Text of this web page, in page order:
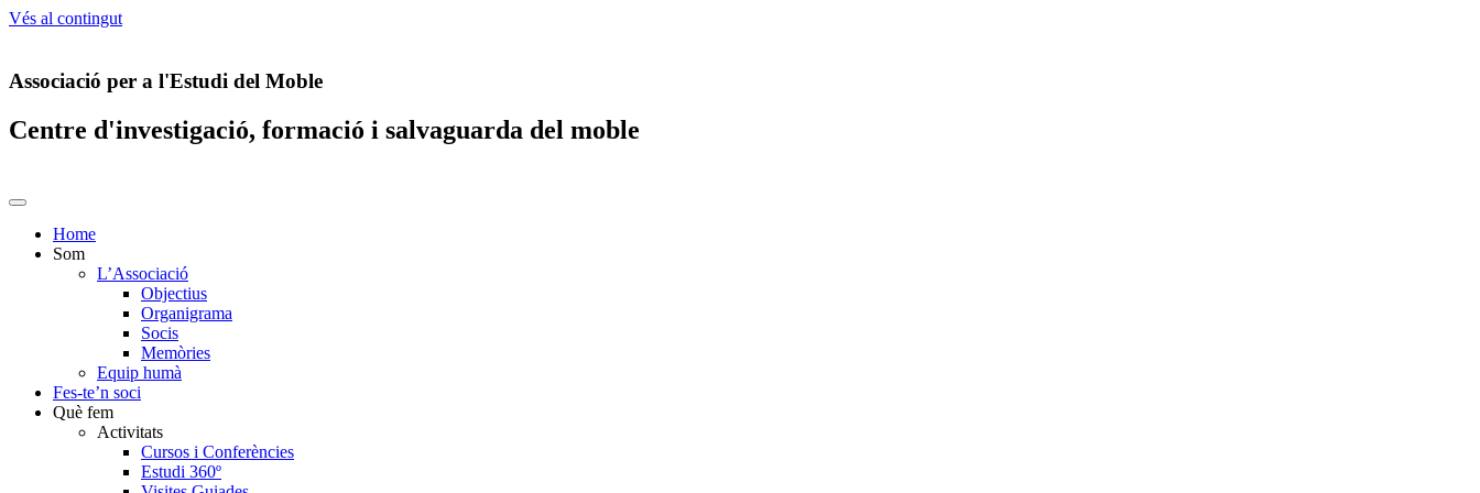
Vés al contingut
Associació per a l'Estudi del Moble
Centre d'investigació, formació i salvaguarda del moble
Home
Som
L’Associació
Objectius
Organigrama
Socis
Memòries
Equip humà
Fes-te’n soci
Què fem
Activitats
Cursos i Conferències
Estudi 360º